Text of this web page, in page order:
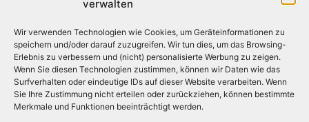
verwalten
Wir verwenden Technologien wie Cookies, um Geräteinformationen zu
speichern und/oder darauf zuzugreifen. Wir tun dies, um das Browsing-
Erlebnis zu verbessern und (nicht) personalisierte Werbung zu zeigen.
Wenn Sie diesen Technologien zustimmen, können wir Daten wie das
Surfverhalten oder eindeutige IDs auf dieser Website verarbeiten. Wenn
Sie Ihre Zustimmung nicht erteilen oder zurückziehen, können bestimmte
Merkmale und Funktionen beeinträchtigt werden.
ABONNIEREN
Folge uns auf Social Media